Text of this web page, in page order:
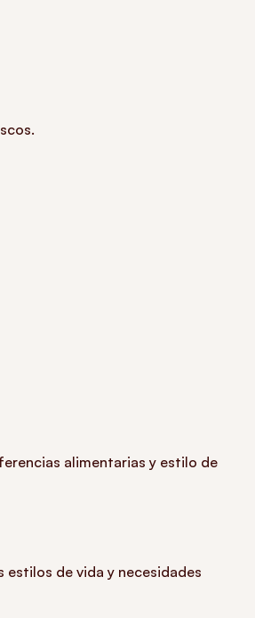
alimentarias y estilo de
de vida y necesidades